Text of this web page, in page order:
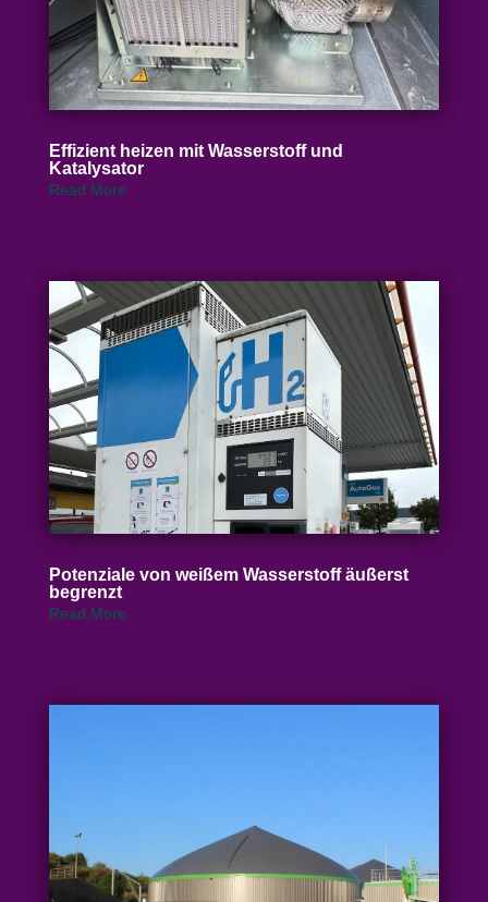
Effizient heizen mit Wasser­stoff und
Katalysator
Read More
Poten­ziale von weißem Wasser­stoff äußerst
begrenzt
Read More